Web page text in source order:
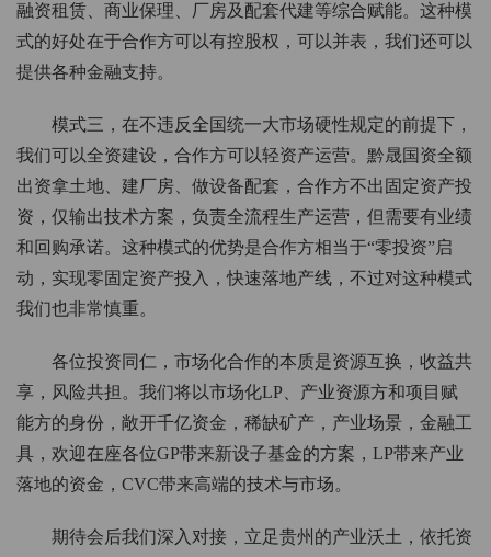
融资租赁、商业保理、厂房及配套代建等综合赋能。这种模
式的好处在于合作方可以有控股权，可以并表，我们还可以
提供各种金融支持。
模式三，在不违反全国统一大市场硬性规定的前提下，
我们可以全资建设，合作方可以轻资产运营。黔晟国资全额
出资拿土地、建厂房、做设备配套，合作方不出固定资产投
资，仅输出技术方案，负责全流程生产运营，但需要有业绩
和回购承诺。这种模式的优势是合作方相当于“零投资”启
动，实现零固定资产投入，快速落地产线，不过对这种模式
我们也非常慎重。
各位投资同仁，市场化合作的本质是资源互换，收益共
享，风险共担。我们将以市场化LP、产业资源方和项目赋
能方的身份，敞开千亿资金，稀缺矿产，产业场景，金融工
具，欢迎在座各位GP带来新设子基金的方案，LP带来产业
落地的资金，CVC带来高端的技术与市场。
期待会后我们深入对接，立足贵州的产业沃土，依托资